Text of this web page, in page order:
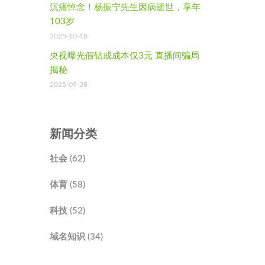
沉痛悼念！杨振宁先生因病逝世，享年
103岁
2025-10-18
央视曝光假钻戒成本仅3元 直播间骗局
揭秘
2025-09-28
新闻分类
社会 (62)
体育 (58)
科技 (52)
域名知识 (34)